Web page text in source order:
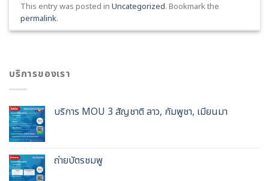
This entry was posted inUncategorized. Bookmark the
permalink.
บริการของเรา
บริการ MOU 3 สัญชาติ ลาว, กัมพูชา, เมียนมา
ถ่ายบัตรชมพู